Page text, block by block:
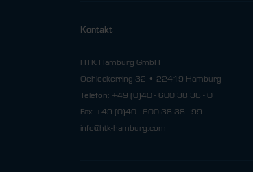
Kontakt
HTK Hamburg GmbH
Oehleckerring 32 • 22419 Hamburg
Telefon: +49 (0)40 - 600 38 38 - 0
Fax: +49 (0)40 - 600 38 38 - 99
info@htk-hamburg.com